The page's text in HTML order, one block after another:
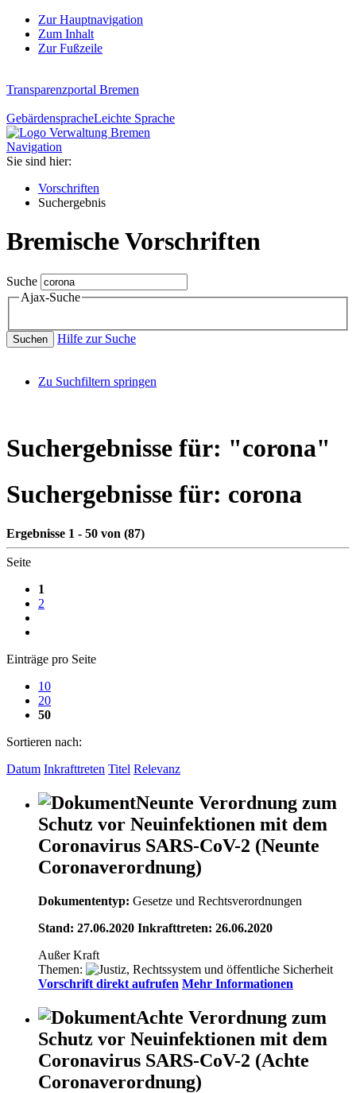
Zur Hauptnavigation
Zum Inhalt
Zur Fußzeile
Transparenzportal Bremen
GebärdenspracheLeichte Sprache
Navigation
Sie sind hier:
Vorschriften
Suchergebnis
Bremische Vorschriften
Suche
Ajax-Suche
Suchen Hilfe zur Suche
Zu Suchfiltern springen
Suchergebnisse für: "corona"
Suchergebnisse für: corona
Ergebnisse 1 - 50 von (87)
Seite
1
2
Einträge pro Seite
10
20
50
Sortieren nach:
Datum Inkrafttreten Titel Relevanz
Neunte Verordnung zum
Schutz vor Neuinfektionen mit dem
Coronavirus SARS-CoV-2 (Neunte
Coronaverordnung)
Dokumententyp: Gesetze und Rechtsverordnungen
Stand: 27.06.2020 Inkrafttreten: 26.06.2020
Außer Kraft
Themen:
Vorschrift direkt aufrufen Mehr Informationen
Achte Verordnung zum
Schutz vor Neuinfektionen mit dem
Coronavirus SARS-CoV-2 (Achte
Coronaverordnung)